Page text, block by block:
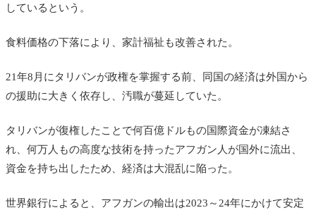
しているという。
食料価格の下落により、家計福祉も改善された。
21年8月にタリバンが政権を掌握する前、同国の経済は外国から
の援助に大きく依存し、汚職が蔓延していた。
タリバンが復権したことで何百億ドルもの国際資金が凍結さ
れ、何万人もの高度な技術を持ったアフガン人が国外に流出、
資金を持ち出したため、経済は大混乱に陥った。
世界銀行によると、アフガンの輸出は2023～24年にかけて安定